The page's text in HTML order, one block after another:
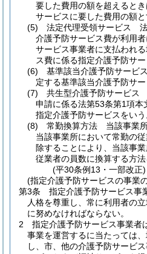
要した費用の額を超えると
サービスに要した費用の額
(5)
法定代理受領サービス
介護予防サービス費が利用
サービス事業者に支払われ
ス費に係る指定介護予防サー
(6)
基準該当介護予防サービ
定する基準該当介護予防サー
(7)
共生型介護予防サービス
申請に係る法第53条第1項本
指定介護予防サービスをいう
(8)
常勤換算方法 当該事業
当該事業所において常勤の
除することにより、当該事
従業者の員数に換算する方法
(平30条例13・一部改正)
(指定介護予防サービスの事業
第3条
指定介護予防サービス事
人格を尊重し、常に利用者の
に努めなければならない。
2
指定介護予防サービス事業者
事業を運営するに当たっては
し、市、他の介護予防サービ